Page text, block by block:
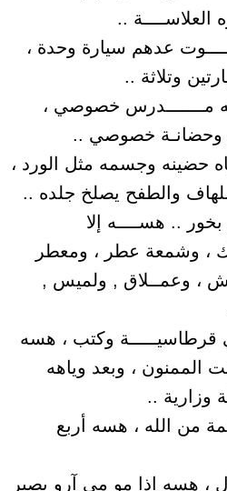
..
عدهم سيارة وحدة ،
وتلاثة ..
خصوصي ،
وحضانـة خصوصي ..
حضينه وجسمه مثل الورد ،
والطفح يصلخ جلده ..
.. هســــه إلا
، وشمعة عطر ، ومعطر
، وعمــلاق , ولميس ,
وكتب ، هسه
الممنون ، وبعد وياهه
وزارية ..
من الله ، هسه أربع
، هسه اذا مو مي آرو يصير